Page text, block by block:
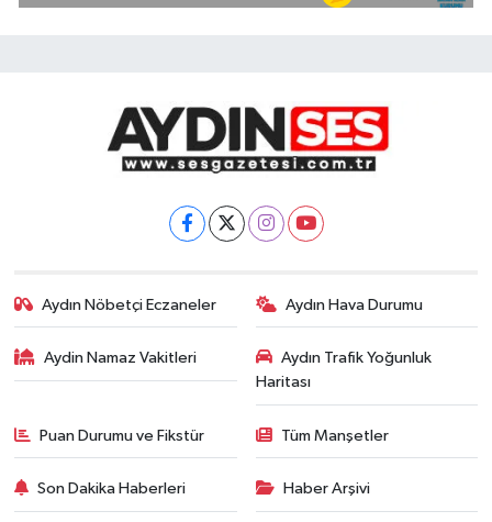
Aydın Nöbetçi Eczaneler Aydın Hava Durumu
Aydin Namaz Vakitleri
Aydın Trafik Yoğunluk
Haritası
Puan Durumu ve Fikstür Tüm Manşetler
Son Dakika Haberleri Haber Arşivi